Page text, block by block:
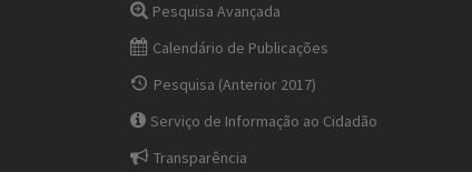
Pesquisa Avançada
Calendário de Publicações
Pesquisa (Anterior 2017)
Serviço de Informação ao Cidadão
Transparência